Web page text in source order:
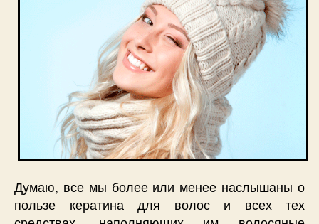
Думаю, все мы более или менее наслышаны о
пользе кератина для волос и всех тех